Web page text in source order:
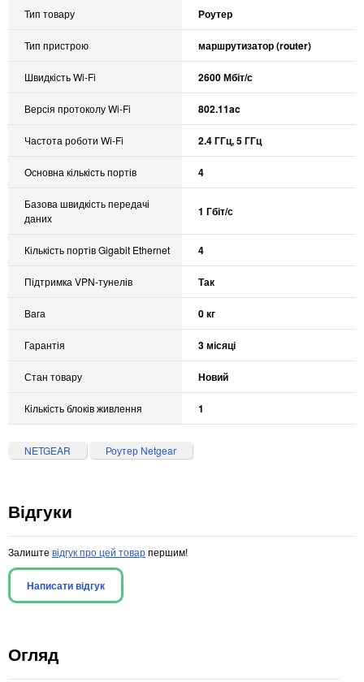
Тип товару Роутер
Тип пристрою маршрутизатор (router)
Швидкість Wi-Fi 2600 Мбіт/с
Версія протоколу Wi-Fi 802.11ac
Частота роботи Wi-Fi 2.4 ГГц, 5 ГГц
Основна кількість портів 4
Базова швидкість передачі
даних
1 Гбіт/с
Кількість портів Gigabit Ethernet 4
Підтримка VPN-тунелів Так
Вага 0 кг
Гарантія 3 місяці
Стан товару Новий
Кількість блоків живлення 1
NETGEAR Роутер Netgear
Відгуки
Залиште відгук про цей товарпершим!
Написати відгук
Огляд